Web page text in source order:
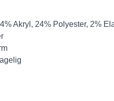
Akryl, 24% Polyester, 2%